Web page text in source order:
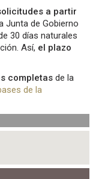
a partir
Junta de Gobierno
30 días naturales
Así, el plazo
completas de la
de la